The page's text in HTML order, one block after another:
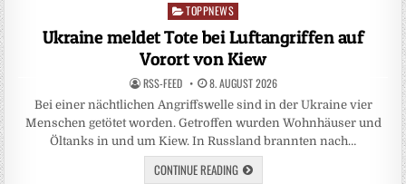
Posted
in
TOPPNEWS
Ukraine meldet Tote bei Luftangriffen auf
Vorort von Kiew
RSS-FEED 8. AUGUST 2026
Bei einer nächtlichen Angriffswelle sind in der Ukraine vier
Menschen getötet worden. Getroffen wurden Wohnhäuser und
Öltanks in und um Kiew. In Russland brannten nach…
CONTINUE READING